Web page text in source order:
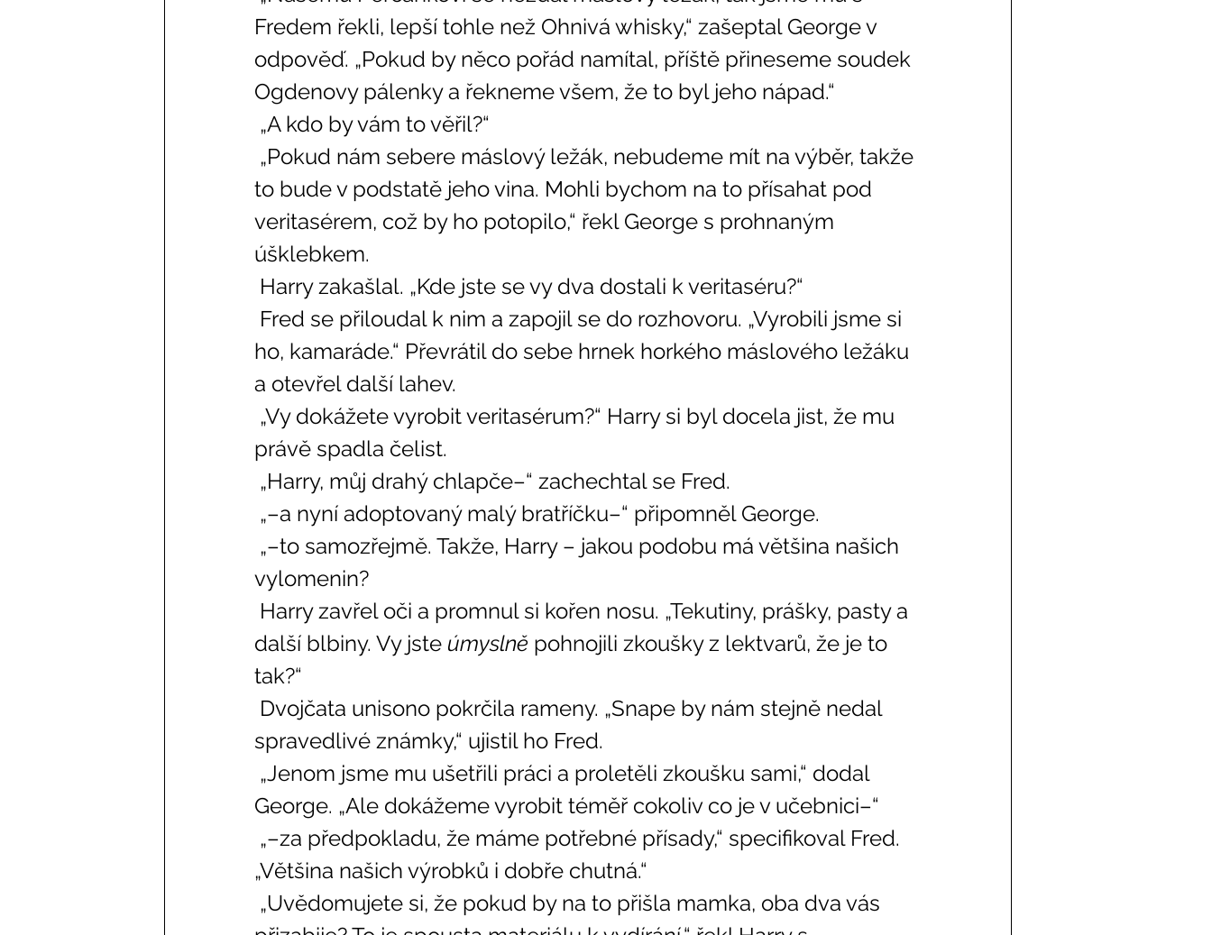
Fredem řekli, lepší tohle než Ohnivá whisky,“ zašeptal George v
odpověď. „Pokud by něco pořád namítal, příště přineseme soudek
Ogdenovy pálenky a řekneme všem, že to byl jeho nápad.“
„A kdo by vám to věřil?“
to bude v podstatě jeho vina. Mohli bychom na to přísahat pod
veritasérem, což by ho potopilo,“ řekl George s prohnaným
úšklebkem.
Harry zakašlal. „Kde jste se vy dva dostali k veritaséru?“
ho, kamaráde.“ Převrátil do sebe hrnek horkého máslového ležáku
a otevřel další lahev.
právě spadla čelist.
„Harry, můj drahý chlapče–“ zachechtal se Fred.
„–a nyní adoptovaný malý bratříčku–“ připomněl George.
vylomenin?
další blbiny. Vy jste úmyslně pohnojili zkoušky z lektvarů, že je to
tak?“
spravedlivé známky,“ ujistil ho Fred.
George. „Ale dokážeme vyrobit téměř cokoliv co je v učebnici–“
„Většina našich výrobků i dobře chutná.“